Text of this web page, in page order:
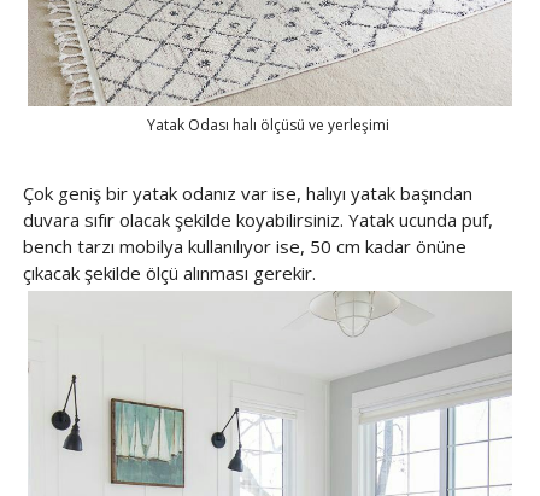
Yatak Odası halı ölçüsü ve yerleşimi
Çok geniş bir yatak odanız var ise, halıyı yatak başından
duvara sıfır olacak şekilde koyabilirsiniz. Yatak ucunda puf,
bench tarzı mobilya kullanılıyor ise, 50 cm kadar önüne
çıkacak şekilde ölçü alınması gerekir.